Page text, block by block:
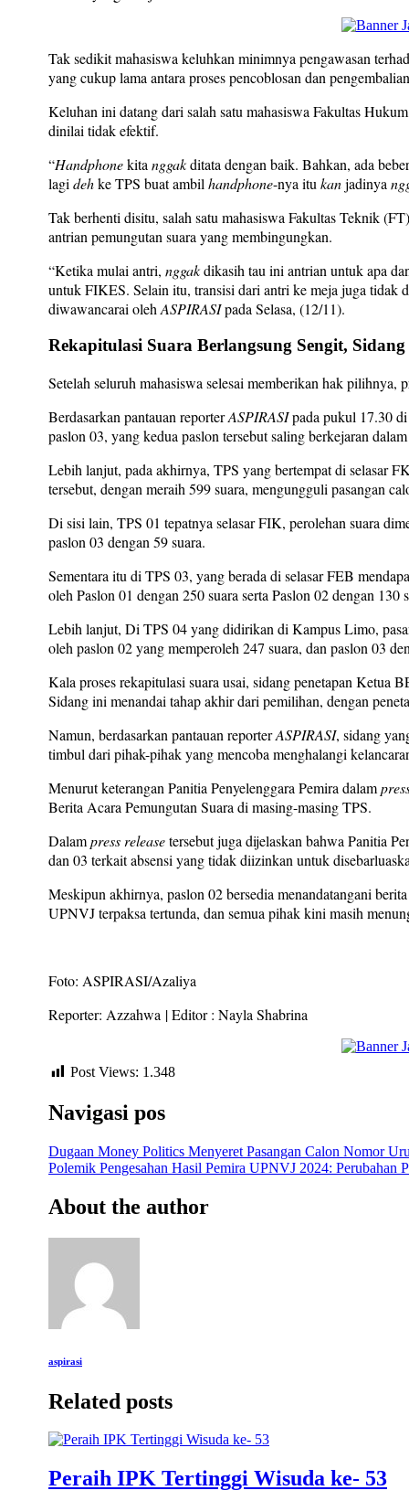
Tak sedikit mahasiswa keluhkan minimnya pengawasan
yang cukup lama antara proses pencoblosan dan
Keluhan ini datang dari salah satu mahasiswa Fakultas
dinilai tidak efektif.
“Handphonekitanggakditata dengan baik. Bahkan, ada
lagidehke TPS buat ambilhandphone-nya itukanjadinya
Tak berhenti disitu, salah satu mahasiswa Fakultas Teknik
antrian pemungutan suara yang membingungkan.
“Ketika mulai antri, nggakdikasih tau ini antrian untuk apa
untuk FIKES. Selain itu, transisi dari antri ke meja juga tidak
diwawancarai olehASPIRASIpada Selasa, (12/11).
Rekapitulasi Suara Berlangsung Sengit,
Setelah seluruh mahasiswa selesai memberikan hak pilihnya,
Berdasarkan pantauan reporterASPIRASIpada pukul 17.30 di
paslon 03, yang kedua paslon tersebut saling berkejaran
Lebih lanjut, pada akhirnya, TPS yang bertempat di selasar
tersebut, dengan meraih 599 suara, mengungguli pasangan
Di sisi lain, TPS 01 tepatnya selasar FIK, perolehan suara
paslon 03 dengan 59 suara.
Sementara itu di TPS 03, yang berada di selasar FEB
oleh Paslon 01 dengan 250 suara serta Paslon 02 dengan 130
Lebih lanjut, Di TPS 04 yang didirikan di Kampus Limo,
oleh paslon 02 yang memperoleh 247 suara, dan paslon 03
Kala proses rekapitulasi suara usai, sidang penetapan
Sidang ini menandai tahap akhir dari pemilihan, dengan
Namun, berdasarkan pantauan reporterASPIRASI, sidang
timbul dari pihak-pihak yang mencoba menghalangi
Menurut keterangan Panitia Penyelenggara Pemira dalam
Berita Acara Pemungutan Suara di masing-masing TPS.
Dalampress releasetersebut juga dijelaskan bahwa Panitia
dan 03 terkait absensi yang tidak diizinkan untuk
Meskipun akhirnya, paslon 02 bersedia menandatangani
UPNVJ terpaksa tertunda, dan semua pihak kini masih
Foto: ASPIRASI/Azaliya
Reporter: Azzahwa | Editor : Nayla Shabrina
Post Views: 1.348
Navigasi pos
Dugaan Money Politics Menyeret Pasangan Calon Nomor
Polemik Pengesahan Hasil Pemira UPNVJ 2024: Perubahan
About the author
aspirasi
Related posts
Peraih IPK Tertinggi Wisuda ke- 53